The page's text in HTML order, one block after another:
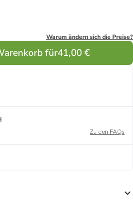
Warum ändern sich die Preise?
für41,00 €
Zu den FAQs